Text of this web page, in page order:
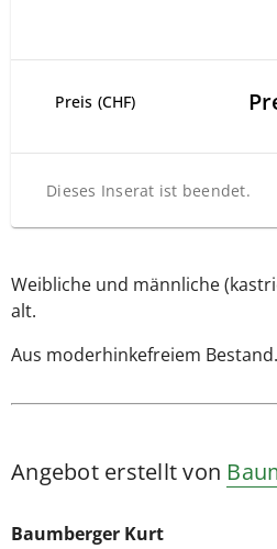
Preis (CHF)
Dieses Inserat ist beendet.
Weibliche und männliche
alt.
Aus moderhinkefreiem Bestand.
Angebot erstellt von
Baumberger Kurt